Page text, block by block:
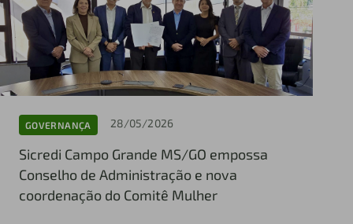
GOVERNANÇA 28/05/2026
Sicredi Campo Grande MS/GO empossa
Conselho de Administração e nova
coordenação do Comitê Mulher